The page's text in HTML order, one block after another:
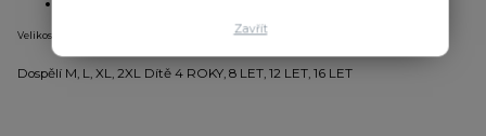
Velikosti
Dospělí M, L, XL, 2XL Dítě 4 ROKY, 8 LET, 12 LET, 16 LET
Zavřít